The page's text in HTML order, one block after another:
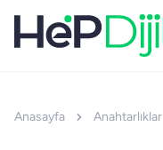
Anasayfa Anahtarlıklar